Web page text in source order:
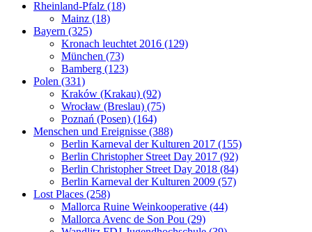
Rheinland-Pfalz (18)
Mainz (18)
Bayern (325)
Kronach leuchtet 2016 (129)
München (73)
Bamberg (123)
Polen (331)
Kraków (Krakau) (92)
Wrocław (Breslau) (75)
Poznań (Posen) (164)
Menschen und Ereignisse (388)
Berlin Karneval der Kulturen 2017 (155)
Berlin Christopher Street Day 2017 (92)
Berlin Christopher Street Day 2018 (84)
Berlin Karneval der Kulturen 2009 (57)
Lost Places (258)
Mallorca Ruine Weinkooperative (44)
Mallorca Avenc de Son Pou (29)